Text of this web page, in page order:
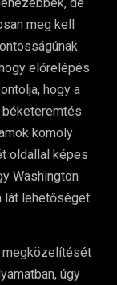
meg kell
előrelépés
hogy a
béketeremtés
komoly
oldallal képes
Washington
lát lehetőséget
megközelítését
úgy